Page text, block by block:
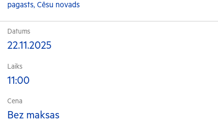
pagasts, Cēsu novads
Datums
22.11.2025
Laiks
11:00
Cena
Bez maksas